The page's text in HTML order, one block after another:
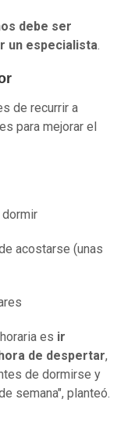
debe ser
un especialista.
de recurrir a
para mejorar el
dormir
acostarse (unas
es ir
de despertar,
de dormirse y
semana", planteó.